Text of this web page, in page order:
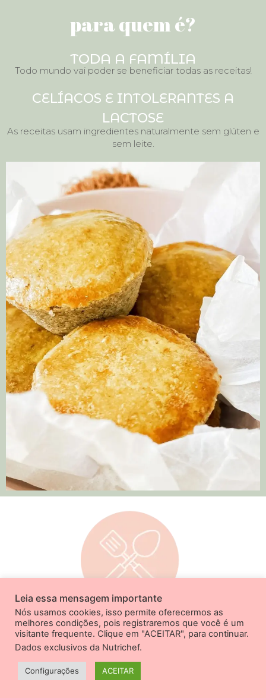
para quem é?
TODA A FAMÍLIA
Todo mundo vai poder se beneficiar todas as receitas!
CELÍACOS E INTOLERANTES A
LACTOSE
As receitas usam ingredientes naturalmente sem glúten e
sem leite.
quais são os nossos
DIFERENCIAIS?
Leia essa mensagem importante
Nós usamos cookies, isso permite oferecermos as
melhores condições, pois registraremos que você é um
visitante frequente. Clique em "ACEITAR", para continuar.
Dados exclusivos da Nutrichef.
Configurações ACEITAR